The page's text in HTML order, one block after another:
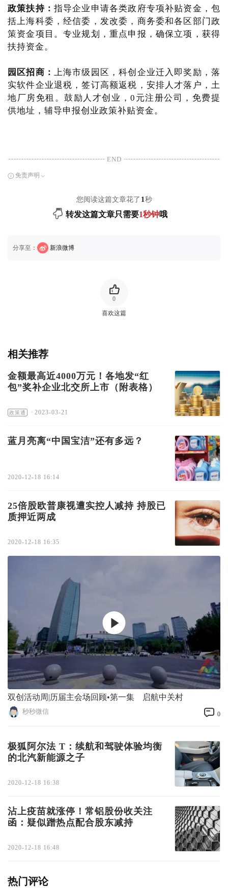
政策扶持： 指导企业申请各类政府专项补贴资金，包
括上海科委，经信委，发改委，商务委和各区部门政
策资金项目。专业规划，重点申报，确保立项，获得
扶持资金。
园区招商： 上海市级园区，科创企业迁入即奖励，落
实软件企业退税，签订高额返税，安排人才落户，土
地厂房免租。鼓励人才创业，0元注册公司，免费提
供地址，辅导申报创业政策补贴资金。
END
免责声明
您阅读这篇文章花了 1秒
转发这篇文章只需要1秒钟哦
分享至： 新浪微博
喜欢这篇
0
相关推荐
金额最高近4000万元！各地发“红
包”奖补企业北交所上市（附表格）
政策通 · 2023-03-21
蓝月亮离“中国宝洁”还有多远？
2020-12-18 16:14
25倍股欧普康视遭实控人减持 持股已
质押近两成
2020-12-18 16:35
双创活动周|历届主会场回顾•第一集 启航中关村
秒秒微信 0
极狐阿尔法 T：续航和驾驶体验均衡
的北汽新能源之子
2020-12-18 16:38
沾上疫苗就涨停！常铝股份收关注
函：疑似蹭热点配合股东减持
2020-12-18 16:48
热门评论